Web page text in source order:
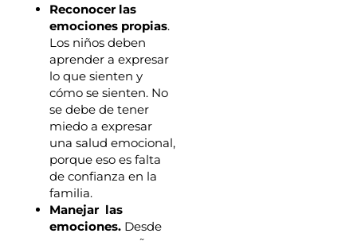
Reconocer las
emociones propias.
Los niños deben
aprender a expresar
lo que sienten y
cómo se sienten. No
se debe de tener
miedo a expresar
una salud emocional,
porque eso es falta
de confianza en la
familia.
Manejar las
emociones. Desde